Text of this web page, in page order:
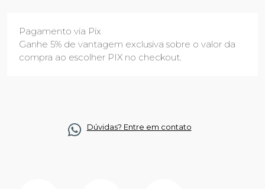
Pagamento via Pix
Ganhe 5% de vantagem exclusiva sobre o valor da
compra ao escolher PIX no checkout.
Dúvidas? Entre em contato